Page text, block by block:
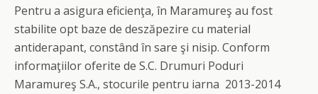
Pentru a asigura eficienţa, în Maramureş au fost
stabilite opt baze de deszăpezire cu material
antiderapant, constând în sare şi nisip. Conform
informaţiilor oferite de S.C. Drumuri Poduri
Maramureş S.A., stocurile pentru iarna 2013-2014